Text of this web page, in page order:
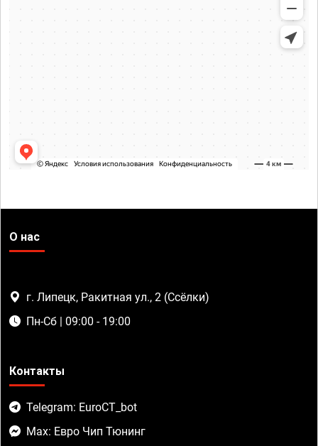
О нас
г. Липецк, Ракитная ул., 2 (Ссёлки)
Пн-Сб | 09:00 - 19:00
Контакты
Telegram: EuroCT_bot
Max: Евро Чип Тюнинг